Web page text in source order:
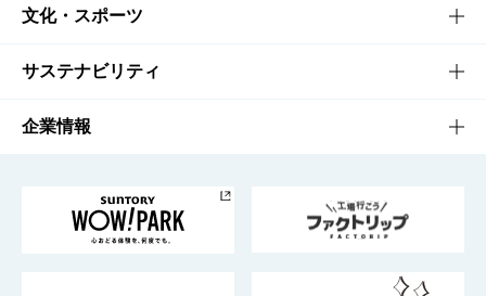
商品一覧
商品発売情報
栄養成分一覧
知る・楽しむTOP
キャンペーン
工場見学
地域情報
文化・スポーツ
文化・スポーツTOP
サントリーホール
サントリーサンバーズ大阪
サステナビリティ
サステナビリティTOP
サントリーが考えるサステナビリティ経営
企業情報
企業概要